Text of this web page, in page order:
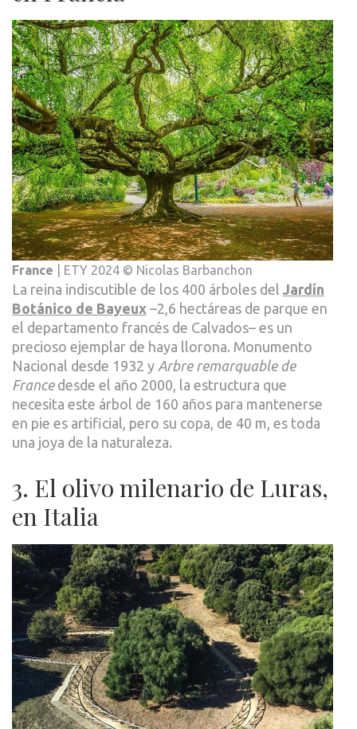
France | ETY 2024 © Nicolas Barbanchon
La reina indiscutible de los 400 árboles del Jardín
Botánico de Bayeux –2,6 hectáreas de parque en
el departamento francés de Calvados– es un
precioso ejemplar de haya llorona. Monumento
Nacional desde 1932 y Arbre remarquable de
Francedesde el año 2000, la estructura que
necesita este árbol de 160 años para mantenerse
en pie es artificial, pero su copa, de 40 m, es toda
una joya de la naturaleza.
3. El olivo milenario de Luras,
en Italia